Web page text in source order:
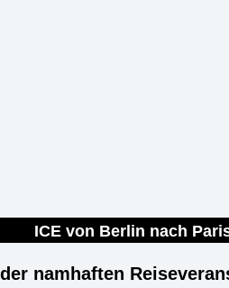
ICE von Berlin nach
namhaften